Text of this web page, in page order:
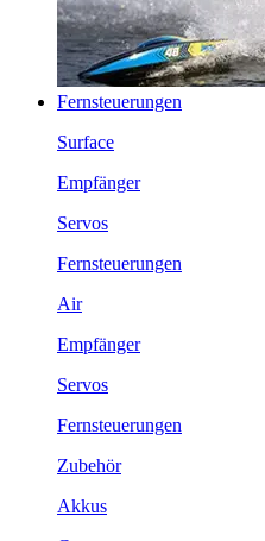
Fernsteuerungen
Surface
Empfänger
Servos
Fernsteuerungen
Air
Empfänger
Servos
Fernsteuerungen
Zubehör
Akkus